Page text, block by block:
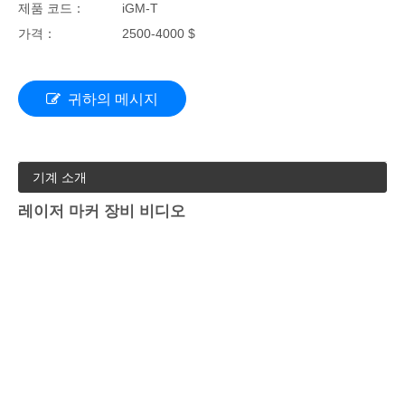
제품 코드：
iGM-T
가격：
2500-4000 $
귀하의 메시지
기계 소개
레이저 마커 장비 비디오